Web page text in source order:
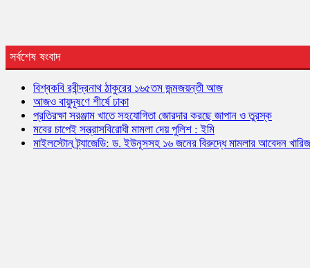
সর্বশেষ ষংবাদ
বিশ্বকবি রবীন্দ্রনাথ ঠাকুরের ১৬৫তম জন্মজয়ন্তী আজ
আজও বায়ুদূষণে শীর্ষে ঢাকা
প্রতিরক্ষা সরঞ্জাম খাতে সহযোগিতা জোরদার করছে জাপান ও তুরস্ক
মবের চাপেই সন্ত্রাসবিরোধী মামলা দেয় পুলিশ : ইমি
মাইলস্টোন ট্র্যাজেডি: ড. ইউনূসসহ ১৬ জনের বিরুদ্ধে মামলার আবেদন খারিজ